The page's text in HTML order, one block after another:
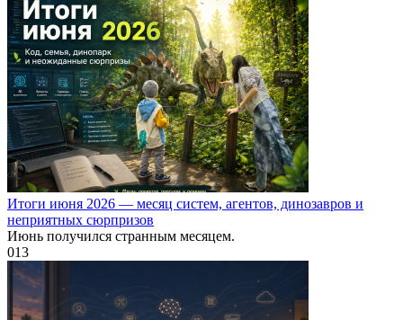
Итоги июня 2026 — месяц систем, агентов, динозавров и
неприятных сюрпризов
Июнь получился странным месяцем.
013